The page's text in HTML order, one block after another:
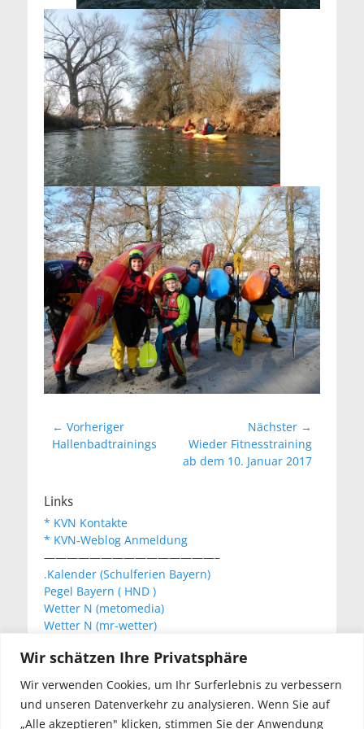
Wir schätzen Ihre Privatsphäre
Wir verwenden Cookies, um Ihr Surferlebnis zu verbessern
und unseren Datenverkehr zu analysieren. Wenn Sie auf
„Alle akzeptieren" klicken, stimmen Sie der Anwendung
Beitragsnavigation
← Vorheriger
Vorheriger
Hallenbadtrainings
Nächster →
Nächster
Beitrag:
Wieder Fitnesstraining
ab dem 10. Januar 2017
Links
* KVN Kontakte
* KVN-Weblog Anmeldung
———————————————–
.Kalender (Schulferien Bayern)
Pegel Bayern ( HND )
Wetter N (metomedia)
Wetter N (mr-wetter)
KVN Newsletter
Your email: